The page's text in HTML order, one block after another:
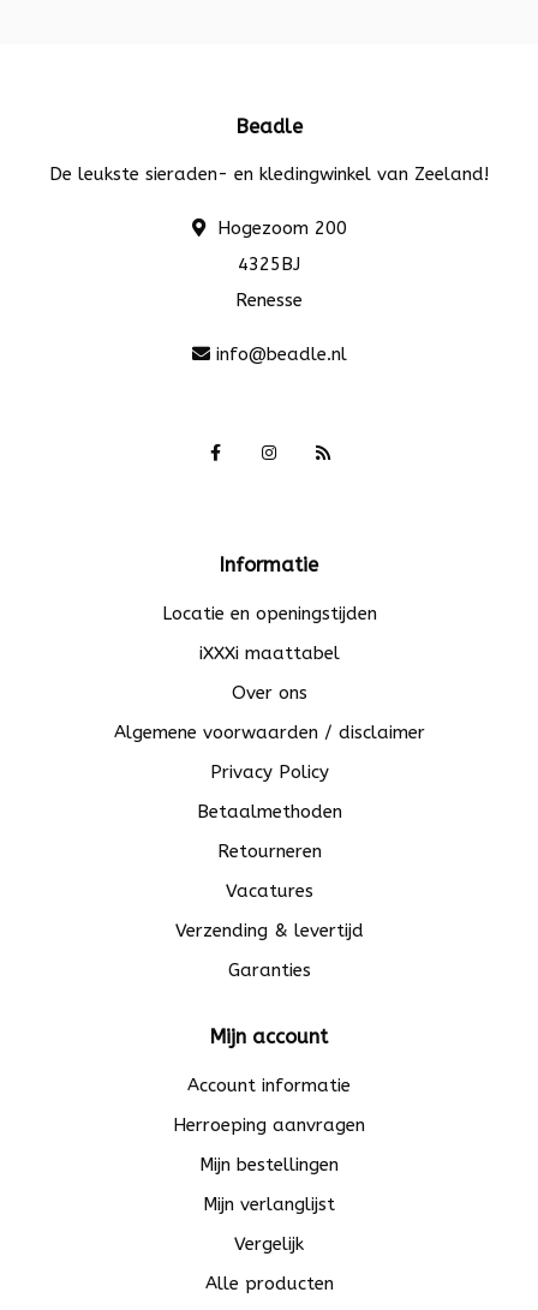
Beadle
De leukste sieraden- en kledingwinkel van Zeeland!
Hogezoom 200
4325BJ
Renesse
info@beadle.nl
Informatie
Locatie en openingstijden
iXXXi maattabel
Over ons
Algemene voorwaarden / disclaimer
Privacy Policy
Betaalmethoden
Retourneren
Vacatures
Verzending & levertijd
Garanties
Mijn account
Account informatie
Herroeping aanvragen
Mijn bestellingen
Mijn verlanglijst
Vergelijk
Alle producten